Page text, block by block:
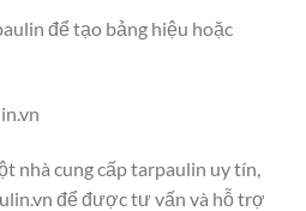
để tạo bảng hiệu hoặc
nhà cung cấp tarpaulin uy tín,
để được tư vấn và hỗ trợ